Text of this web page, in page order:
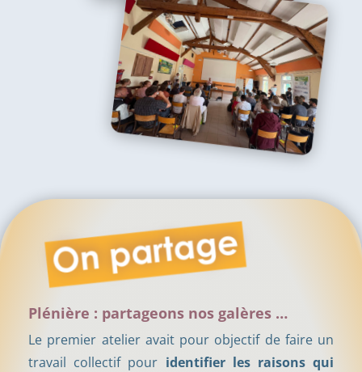
Plénière : partageons nos galères …
Le premier atelier avait pour objectif de faire un
travail collectif pour identifier les raisons qui